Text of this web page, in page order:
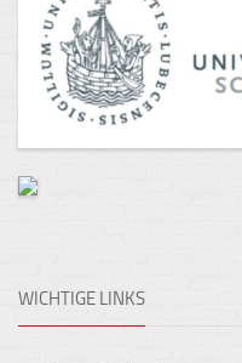
WICHTIGE LINKS